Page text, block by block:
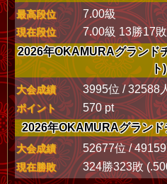
最高段位 7.00級
現在段位
7.00級 13勝17
2026年OKAMURAグランド
ト)
大会成績 3995位 / 32588
ポイント
570 pt
2026年OKAMURAグラン
大会成績 52677位 /
現在勝敗 324勝323敗